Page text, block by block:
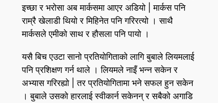
इच्छा र भरोसा अब मार्कसमा आएर अडियो | मार्कस पनि
राम्रै खेलाडी थियो र मिहिनेत पनि गरिरत्यो । साथै
मार्कसले एमीको साथ र हौसला पनि पायो ।
यसै बिच एउटा सानो प्रतियोगिताको लागि बुबाले लियमलाई
पनि प्रशिक्षण गर्न थाले । लियमले नाइँ भन्न सकेन र
अभ्यास गरिरह्यो | तर प्रतियोगितामा भने सफल हुन सकेन
। बुबाले उसको हारलाई स्वीकार्न सकेनन्‌ र सबैको अगाडि